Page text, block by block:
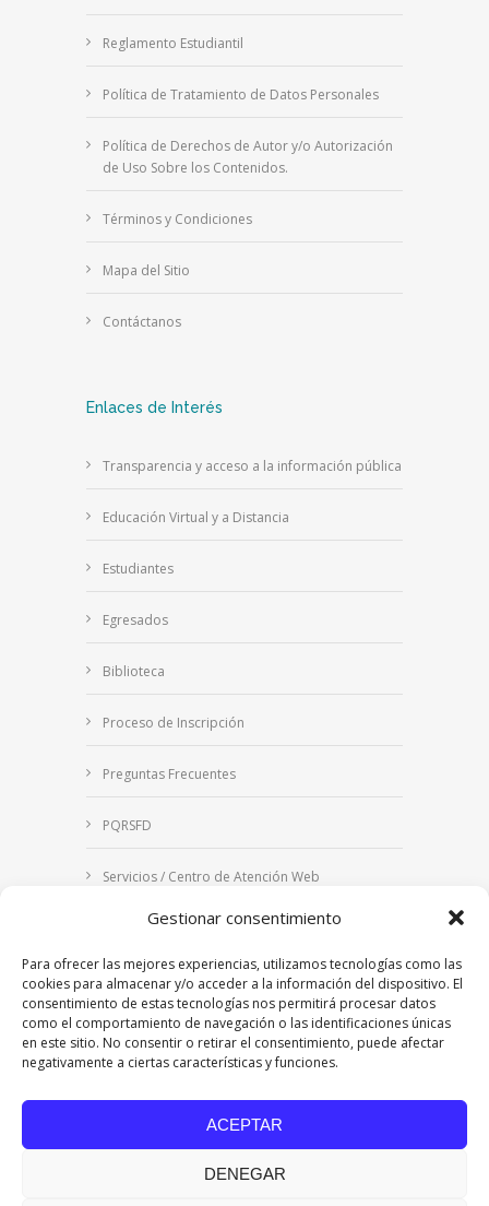
Gestionar consentimiento
Para ofrecer las mejores experiencias, utilizamos tecnologías como las
cookies para almacenar y/o acceder a la información del dispositivo. El
consentimiento de estas tecnologías nos permitirá procesar datos
como el comportamiento de navegación o las identificaciones únicas
en este sitio. No consentir o retirar el consentimiento, puede afectar
negativamente a ciertas características y funciones.
ACEPTAR
DENEGAR
Reglamento Estudiantil
Política de Tratamiento de Datos Personales
Política de Derechos de Autor y/o Autorización
de Uso Sobre los Contenidos.
Términos y Condiciones
Mapa del Sitio
Contáctanos
Enlaces de Interés
Transparencia y acceso a la información pública
Educación Virtual y a Distancia
Estudiantes
Egresados
Biblioteca
Proceso de Inscripción
Preguntas Frecuentes
PQRSFD
Servicios / Centro de Atención Web
Correo Institucional
Notificaciones judiciales
| Personería Jurídica Resolución
7542 de mayo de 1982
Acreditación Institucional en Alta Calidad